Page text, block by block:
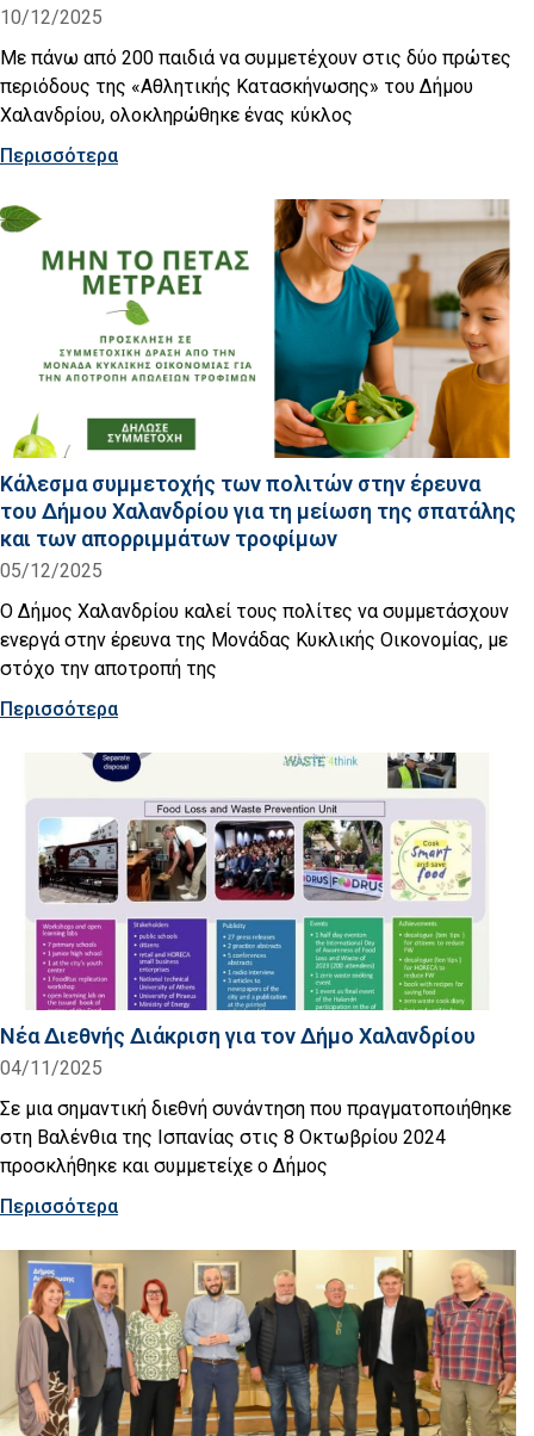
10/12/2025
Με πάνω από 200 παιδιά να συμμετέχουν στις δύο πρώτες
περιόδους της «Αθλητικής Κατασκήνωσης» του Δήμου
Χαλανδρίου, ολοκληρώθηκε ένας κύκλος
Περισσότερα
Κάλεσμα συμμετοχής των πολιτών στην έρευνα
του Δήμου Χαλανδρίου για τη μείωση της σπατάλης
και των απορριμμάτων τροφίμων
05/12/2025
Ο Δήμος Χαλανδρίου καλεί τους πολίτες να συμμετάσχουν
ενεργά στην έρευνα της Μονάδας Κυκλικής Οικονομίας, με
στόχο την αποτροπή της
Περισσότερα
Νέα Διεθνής Διάκριση για τον Δήμο Χαλανδρίου
04/11/2025
Σε μια σημαντική διεθνή συνάντηση που πραγματοποιήθηκε
στη Βαλένθια της Ισπανίας στις 8 Οκτωβρίου 2024
προσκλήθηκε και συμμετείχε ο Δήμος
Περισσότερα